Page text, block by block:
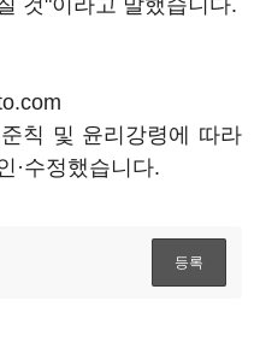
것"이라고 말했습니다.
칙 및 윤리강령에 따라
·수정했습니다.